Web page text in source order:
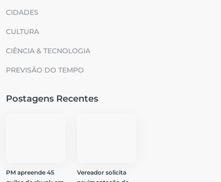
CIDADES
CULTURA
CIÊNCIA & TECNOLOGIA
PREVISÃO DO TEMPO
Postagens Recentes
PM apreende 45
Vereador solicita